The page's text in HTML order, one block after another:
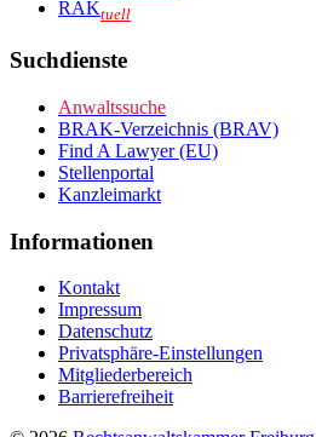
RAKtuell
Suchdienste
Anwaltssuche
BRAK-Verzeichnis (BRAV)
Find A Lawyer (EU)
Stellenportal
Kanzleimarkt
Informationen
Kontakt
Impressum
Datenschutz
Privatsphäre-Einstellungen
Mitgliederbereich
Barrierefreiheit